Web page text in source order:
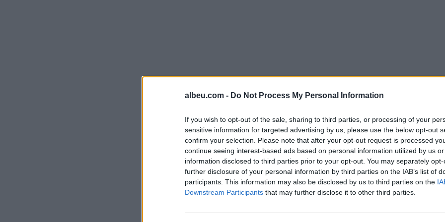
albeu.com - Do Not Process My Personal Information
If you wish to opt-out of the sale, sharing to third parties, or processing of your
sensitive information for targeted advertising by us, please use the below opt-out
confirm your selection. Please note that after your opt-out request is processed
continue seeing interest-based ads based on personal information utilized by us
information disclosed to third parties prior to your opt-out. You may separately
further disclosure of your personal information by third parties on the IAB’s list of
participants. This information may also be disclosed by us to third parties on the
Downstream Participants that may further disclose it to other third parties.